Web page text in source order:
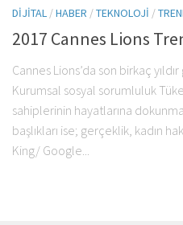
DIJITAL /HABER /TEKNOLOJI /
2017 Cannes Lions
Cannes Lions’da son birkaç
Kurumsal sosyal sorumluluk
sahiplerinin hayatlarına
başlıkları ise; gerçeklik, kadın
King/ Google...